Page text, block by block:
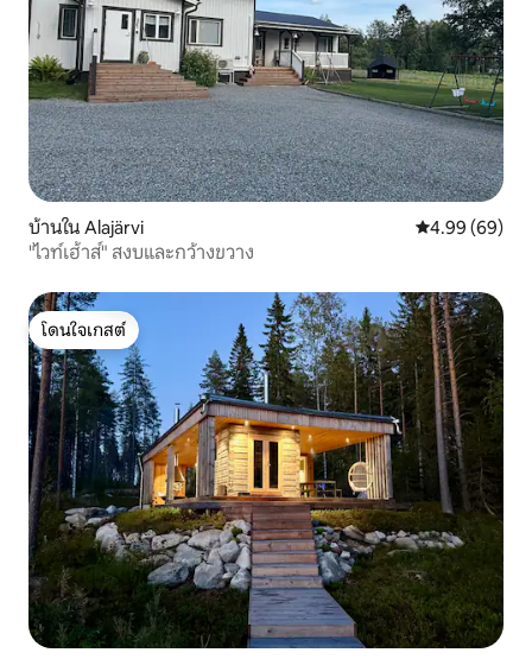
บ้านใน Alajärvi คะแนนเฉลี่ย
4.99 (69)
"ไวท์เฮ้าส์" สงบและกว้างขวาง
โดนใจเกสต์
โดนใจเกสต์